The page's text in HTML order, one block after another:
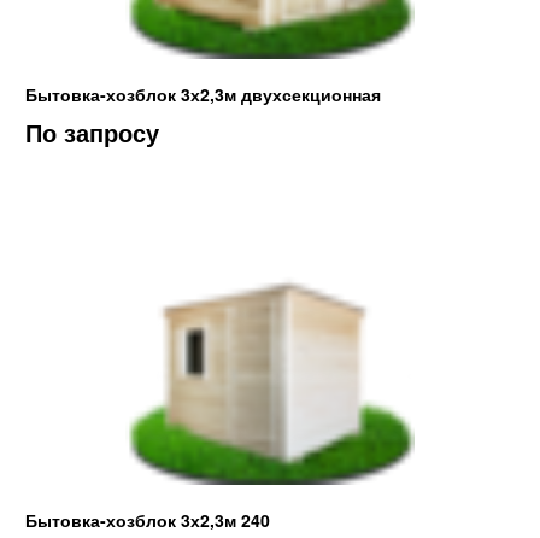
Бытовка-хозблок 3х2,3м двухсекционная
По запросу
Бытовка-хозблок 3х2,3м 240